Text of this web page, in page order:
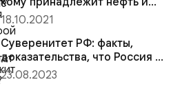
другие природные богатства
18.10.2021
Суверенитет РФ: факты,
доказательства, что Россия —
колония
23.08.2023